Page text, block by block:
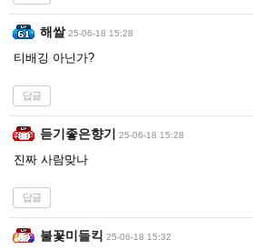
해쌀 25-06-18 15:28
티배깅 아닌가?
답글
듣기좋은향기 25-06-18 15:28
진짜 사람맞나
답글
불꽃미들킥 25-06-18 15:32